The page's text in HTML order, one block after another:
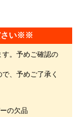
さい※※
。予めご確認の
、予めご了承く
の欠品